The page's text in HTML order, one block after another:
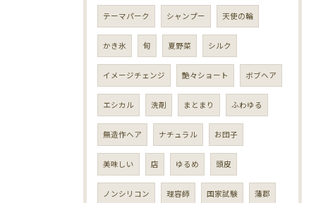
テーマパーク シャンプー 天使の輪
かき氷 旬 夏野菜 シルク
イメージチェンジ 艶々ショート ボブヘア
エシカル 洗剤 まとまり ふわゆる
無造作ヘア ナチュラル お団子
美味しい 店 ゆるめ 頭皮
ノンシリコン 理容師 国家試験 蒲郡